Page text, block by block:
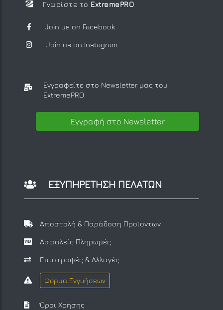
Γνωρίστε το ExtremePRO
Join us on Facebook
Join us on Instagram
Εγγραφείτε στο Newsletter μας του
ExtremePRO.
Εγγραφή στο Newsletter
ΕΞΥΠΗΡΕΤΗΣΗ ΠΕΛΑΤΩΝ
Αποστολή & Παράδοση Προϊοντων
Ασφαλείς Πληρωμές
Επιστροφές & Αλλαγές
Φόρμα Εγγυήσεων
Όροι Χρήσης